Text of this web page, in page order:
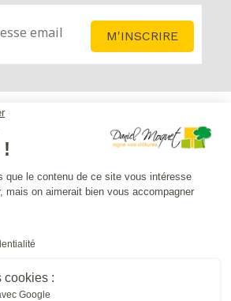
que le contenu de ce site vous intéresse
mais on aimerait bien vous accompagner
cookies :
Google
Mentions légales
Agence de communication
Plan du site